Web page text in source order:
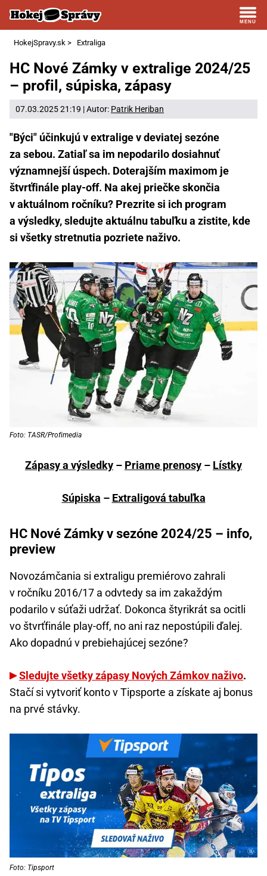
HokejSpravy.sk > Extraliga
HC Nové Zámky v extralige 2024/25
– profil, súpiska, zápasy
07.03.2025 21:19 | Autor: Patrik Heriban
"Býci" účinkujú v extralige v deviatej sezóne
za sebou. Zatiaľ sa im nepodarilo dosiahnuť
významnejší úspech. Doterajším maximom je
štvrťfinále play-off. Na akej priečke skončia
v aktuálnom ročníku? Prezrite si ich program
a výsledky, sledujte aktuálnu tabuľku a zistite, kde
si všetky stretnutia pozriete naživo.
Foto: TASR/Profimedia
Zápasy a výsledky – Priame prenosy – Lístky
Súpiska – Extraligová tabuľka
HC Nové Zámky v sezóne 2024/25 – info,
preview
Novozámčania si extraligu premiérovo zahrali
v ročníku 2016/17 a odvtedy sa im zakaždým
podarilo v súťaži udržať. Dokonca štyrikrát sa ocitli
vo štvrťfinále play-off, no ani raz nepostúpili ďalej.
Ako dopadnú v prebiehajúcej sezóne?
Sledujte všetky zápasy Nových Zámkov naživo.
Stačí si vytvoriť konto v Tipsporte a získate aj bonus
na prvé stávky.
Foto: Tipsport